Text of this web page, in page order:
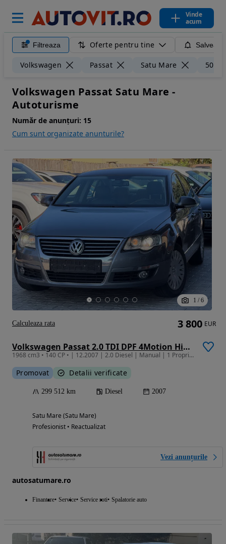
Vinde
acum
Filtreaza Oferte pentru tine
Volkswagen Passat Satu Mare 50 km
Volkswagen Passat Satu Mare -
Autoturisme
Număr de anunțuri: 15
Cum sunt organizate anunturile?
1 / 6
Volkswagen Passat 2.0 TDI DPF 4Motion Highline
1968 cm3 • 140 CP • | 12.2007 | 2.0 Diesel | Manual | 1 Proprietar | Finantare |
Promovat Detalii verificate
299 512 km Diesel 2007
Satu Mare (Satu Mare)
Profesionist • Reactualizat
Vezi anunțurile
autosatumare.ro
Finantare Service Service roti Spalatorie auto
3 800 EUR
Calculeaza rata